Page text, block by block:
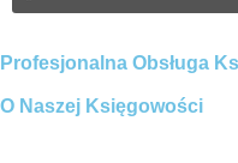
Profesjonalna Obsługa
O Naszej Księgowości